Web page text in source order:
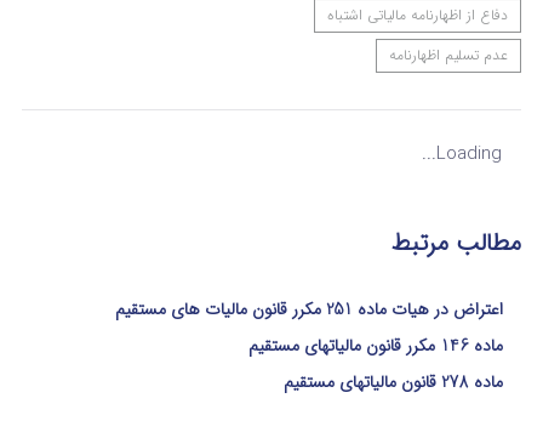
دفاع از اظهارنامه مالیاتی اشتباه
عدم تسلیم اظهارنامه
Loading...
مطالب مرتبط
اعتراض در هیات ماده 251 مکرر قانون مالیات های مستقیم
ماده 146 مکرر قانون مالیاتهای مستقیم
ماده 278 قانون مالیاتهای مستقیم